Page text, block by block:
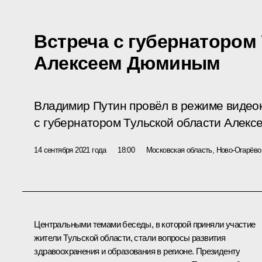
Встреча с
Алексеем Дюминым
Владимир Путин провёл в режиме
с губернатором Тульской области
14 сентября 2021 года 18:00 Московская область, Ново-Огарёво
Центральными темами беседы, в которой приняли участие
жители Тульской области, стали вопросы развития
здравоохранения и образования в регионе. Президенту